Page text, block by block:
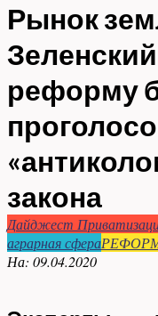
Рынок
реформу
закона
Дайджест
аграрная сфера
На: 09.04.2020